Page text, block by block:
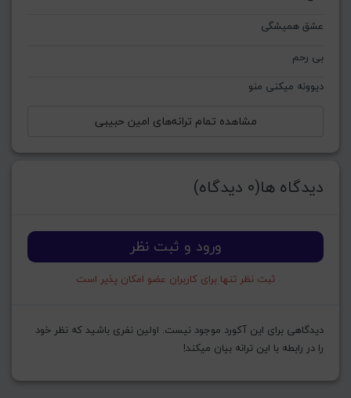
عشق همیشگی
بی رحم
دیوونه میکنی منو
مشاهده تمام ترانه‌های امین حبیبی
دیدگاه ها(0 دیدگاه)
ورود و ثبت نظر
ثبت نظر تنها برای کاربران عضو امکان پذیر است
دیدگاهی برای این آکورد موجود نیست. اولین نفری باشید که نظر خود
را در رابطه با این ترانه بیان میکند!